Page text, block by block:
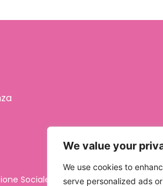
We value your
We use cookies to
serve personalized ads
Sociale